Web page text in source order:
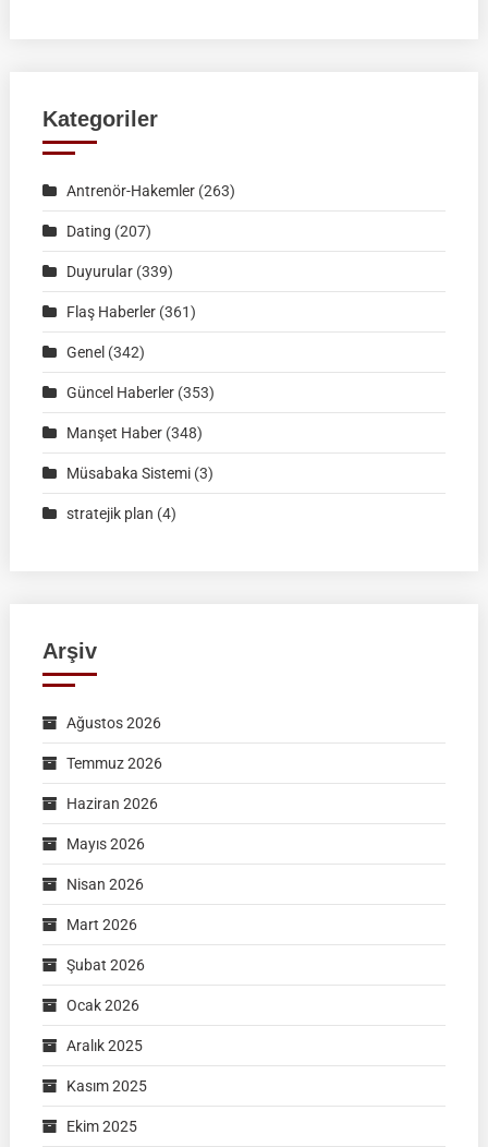
02
2026
Müsabaka
Ön
Formu
Kategoriler
Antrenör-Hakemler(263)
Dating (207)
Duyurular(339)
Flaş Haberler(361)
Genel (342)
Güncel Haberler(353)
Manşet Haber(348)
Müsabaka Sistemi(3)
stratejik plan (4)
Arşiv
Ağustos 2026
Temmuz 2026
Haziran 2026
Mayıs 2026
Nisan 2026
Mart 2026
Şubat 2026
Ocak 2026
Aralık 2025
Kasım 2025
Ekim 2025